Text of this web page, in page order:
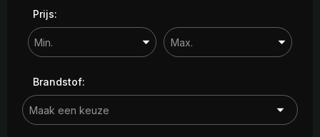
Prijs:
Brandstof: